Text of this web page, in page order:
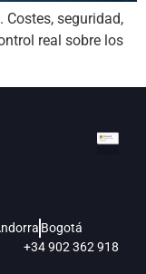
seguridad,
real sobre los
Bogotá
+34 902 362 918